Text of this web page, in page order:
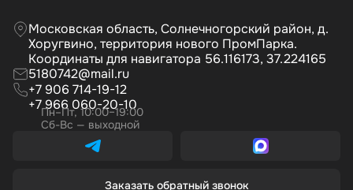
Московская область, Солнечногорский район, д.
Хоругвино, территория нового ПромПарка.
Координаты для навигатора 56.116173, 37.224165
5180742@mail.ru
+7 906 714-19-12
+7 966 060-20-10
Пн–Пт, 10:00–19:00
Сб-Вс — выходной
Заказать обратный звонок